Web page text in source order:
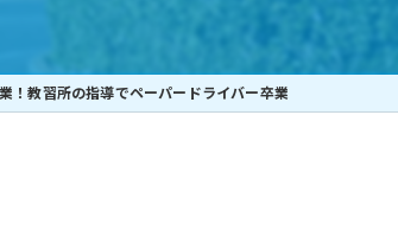
！教習所の指導でペーパードライバー卒業